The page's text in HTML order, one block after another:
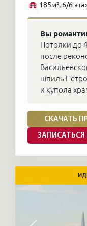
185м², 6/6
Вы
Потолки до
после
шпиль
и купола
СКАЧАТЬ